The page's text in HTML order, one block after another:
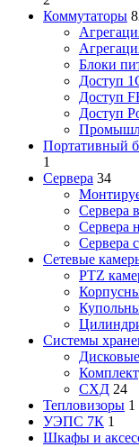
Коммутаторы
Блоки
Доступ
Доступ
Доступ
Портативный
1
Сервера 34
Сервера
Сервера
Сервера
Сетевые
PTZ
Системы
СХД 24
Тепловизоры 1
УЭПС 7К 1
Шкафы и